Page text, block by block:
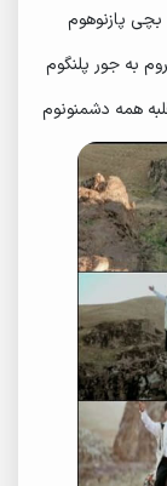
بچی پازنوهوم
به جور پلنگوم
همه دشمنونوم